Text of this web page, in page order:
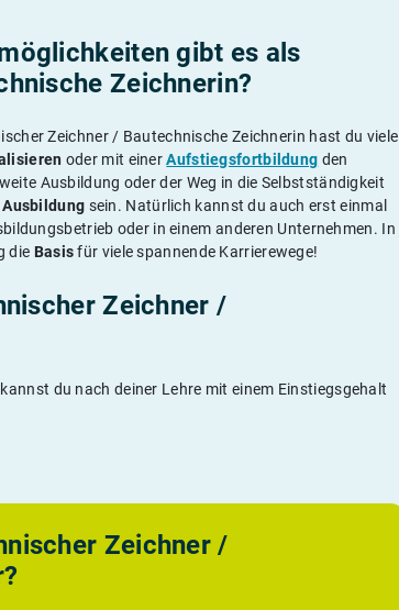
gibt es als
Zeichnerin?
Zeichner / Bautechnische Zeichnerin hast du viele
oder mit einerAufstiegsfortbildung den
Ausbildung oder der Weg in die Selbstständigkeit
sein. Natürlich kannst du auch erst einmal
oder in einem anderen Unternehmen. In
die Basisfür viele spannende Karrierewege!
Zeichner /
du nach deiner Lehre mit einem Einstiegsgehalt
Zeichner /